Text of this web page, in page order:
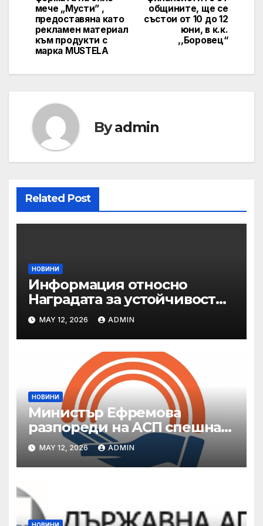
общините, ще се
състои от 10 до 12
юни, в к.к.
,,Боровец“
мече „Мусти” ,
предоставяна като
рекламен материал
към продукти с
марка MUSTELA
Byadmin
Related Post
НОВИНИ
Информация относно
Наградата за устойчивост
на ОАЕ „Зайед“
MAY 12, 2026 ADMIN
НОВИНИ
Министър Ефремова
разпореди на АСП спешна
готовност за оказване на
подкрепа на пострадали от
валежи и градушки
MAY 12, 2026 ADMIN